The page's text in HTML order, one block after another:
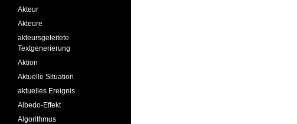
Akteur
Akteure
akteursgeleitete
Textgenerierung
Aktion
Aktuelle Situation
aktuelles Ereignis
Albedo-Effekt
Algorithmus